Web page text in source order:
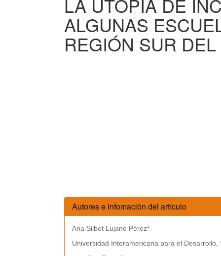
LA UTOPÍA DE
ALGUNAS
REGIÓN SUR
Autores e infomación del artículo
Ana Silbet Lujano Pérez*
Universidad Interamericana para el Desarrollo,